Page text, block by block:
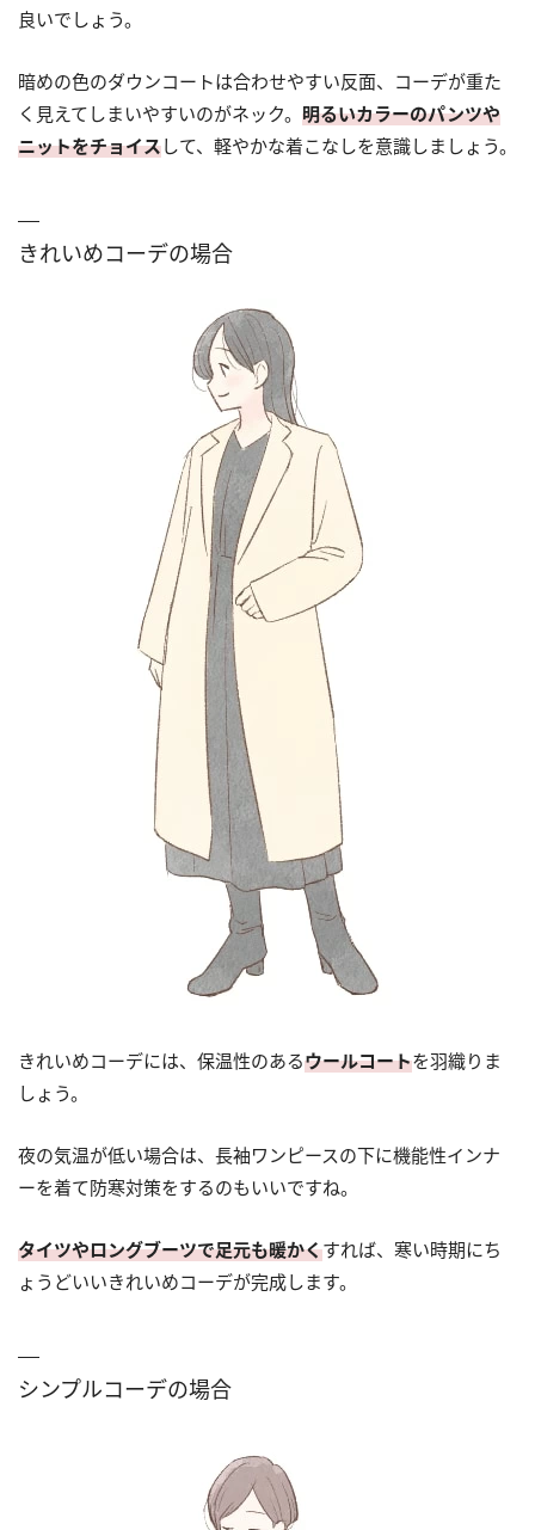
良いでしょう。
暗めの色のダウンコートは合わせやすい反面、コーデが重た
く見えてしまいやすいのがネック。 明るいカラーのパンツや
ニットをチョイスして、軽やかな着こなしを意識しましょう。
きれいめコーデの場合
きれいめコーデには、保温性のあるウールコートを羽織りま
しょう。
夜の気温が低い場合は、長袖ワンピースの下に機能性インナ
ーを着て防寒対策をするのもいいですね。
タイツやロングブーツで足元も暖かくすれば、寒い時期にち
ょうどいいきれいめコーデが完成します。
シンプルコーデの場合